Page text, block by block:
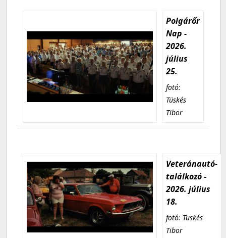
Polgárőr
Nap -
2026.
július
25.
fotó:
Tüskés
Tibor
Veteránautó-
találkozó -
2026. július
18.
fotó: Tüskés
Tibor